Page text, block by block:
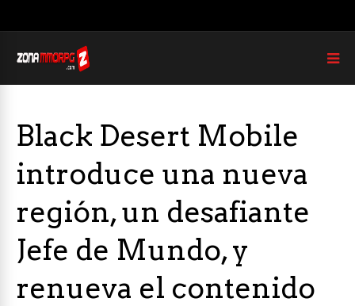
Black Desert Mobile
introduce una nueva
región, un desafiante
Jefe de Mundo, y
renueva el contenido